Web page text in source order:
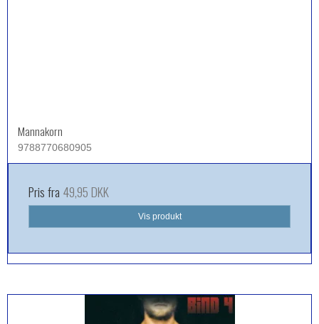
Mannakorn
9788770680905
Pris fra 49,95 DKK
Vis produkt